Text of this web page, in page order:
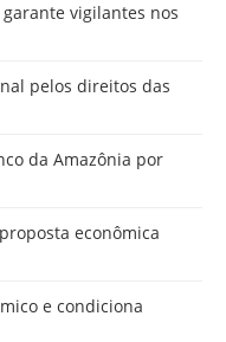
vigilantes nos
pelos direitos das
da Amazônia por
econômica
e condiciona